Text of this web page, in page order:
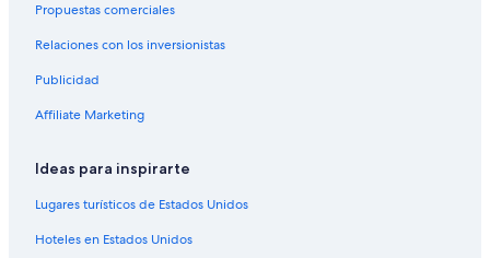
Castillos en La Rochepot
Hoteles en Chassey-le-Camp
Hoteles en Saint-Leger-sous-Beuvray
Hoteles en Diancey
Hoteles en Rully
Hoteles en Glux-en-Glenne
Apart-Hoteles en Meursault
Propuestas comerciales
Relaciones con los inversionistas
Publicidad
Affiliate Marketing
Ideas para inspirarte
Lugares turísticos de Estados Unidos
Hoteles en Estados Unidos